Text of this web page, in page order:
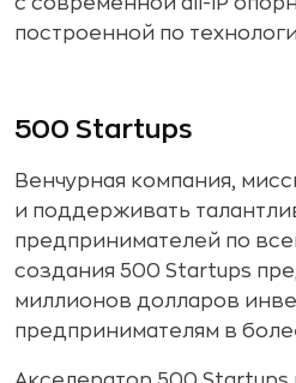
с современной all-IP
построенной по
500 Startups
Венчурная компания,
и поддерживать
предпринимателей по
создания 500 Startups
миллионов долларов
предпринимателям в